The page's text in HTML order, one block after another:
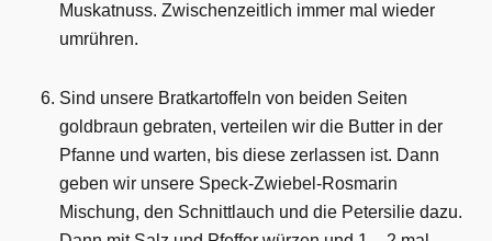
Muskatnuss. Zwischenzeitlich immer mal wieder
umrühren.
Sind unsere Bratkartoffeln von beiden Seiten
goldbraun gebraten, verteilen wir die Butter in der
Pfanne und warten, bis diese zerlassen ist. Dann
geben wir unsere Speck-Zwiebel-Rosmarin
Mischung, den Schnittlauch und die Petersilie dazu.